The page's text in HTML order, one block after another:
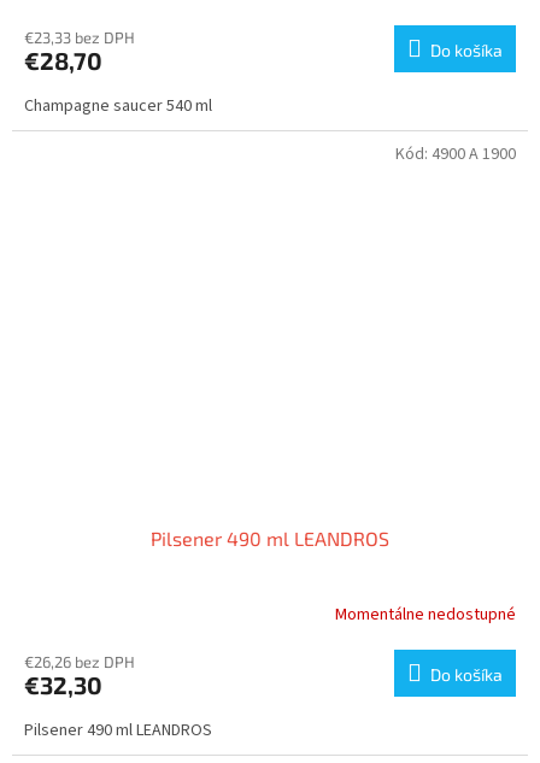
€23,33 bez DPH
€28,70 Do košíka
Champagne saucer 540 ml
Pilsener 490 ml LEANDROS
Momentálne nedostupné
€26,26 bez DPH
€32,30 Do košíka
Pilsener 490 ml LEANDROS
Kód: 4900 A 1900